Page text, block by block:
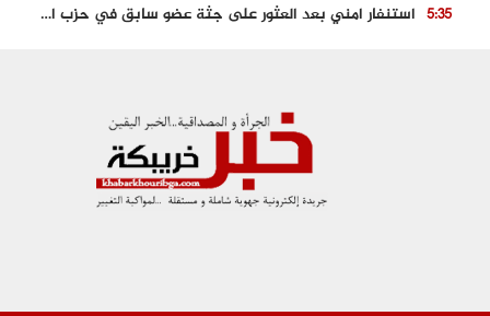
5:35
استنفار امني بعد العثور على جثة عضو سابق في حزب المصباح بالقنيطرة..
العثور على سبعينية جثة هامدة بمقر سكناها بمراكش